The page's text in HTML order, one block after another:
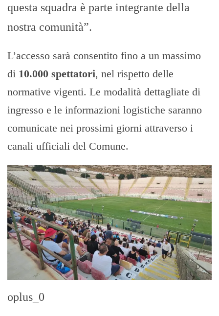
questa squadra è parte integrante della
nostra comunità”.
L’accesso sarà consentito fino a un massimo
di 10.000 spettatori, nel rispetto delle
normative vigenti. Le modalità dettagliate di
ingresso e le informazioni logistiche saranno
comunicate nei prossimi giorni attraverso i
canali ufficiali del Comune.
oplus_0